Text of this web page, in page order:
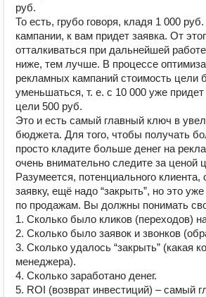
руб.
То есть, грубо говоря, кладя 1 000
кампании, к вам придет заявка. От
отталкиваться при дальнейшей
ниже, тем лучше. В процессе
рекламных кампаний стоимость цели
уменьшаться, т. е. с 10 000 уже
цели 500 руб.
Это и есть самый главный ключ в
бюджета. Для того, чтобы получать
просто кладите больше денег на
очень внимательно следите за ценой
Разумеется, потенциального клиента,
заявку, ещё надо “закрыть”, но это
по продажам. Вы должны понимать
1. Сколько было кликов (переходов)
2. Сколько было заявок и звонков
3. Сколько удалось “закрыть” (какая
менеджера).
4. Сколько заработано денег.
5. ROI (возврат инвестиций) – самый